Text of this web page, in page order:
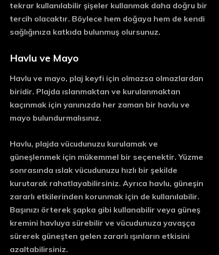
tekrar kullanılabilir şişeler kullanmak daha doğru bir
tercih olacaktır. Böylece hem doğaya hem de kendi
sağlığınıza katkıda bulunmuş olursunuz.
Havlu ve Mayo
Havlu ve mayo, plaj keyfi için olmazsa olmazlardan
biridir. Plajda ıslanmaktan ve kurulanmaktan
kaçınmak için yanınızda her zaman bir havlu ve
mayo bulundurmalısınız.
Havlu, plajda vücudunuzu kurulamak ve
güneşlenmek için mükemmel bir seçenektir. Yüzme
sonrasında ıslak vücudunuzu hızlı bir şekilde
kurutarak rahatlayabilirsiniz. Ayrıca havlu, güneşin
zararlı etkilerinden korunmak için de kullanılabilir.
Başınızı örterek şapka gibi kullanabilir veya güneş
kremini havluya sürebilir ve vücudunuza yavaşça
sürerek güneşten gelen zararlı ışınların etkisini
azaltabilirsiniz.